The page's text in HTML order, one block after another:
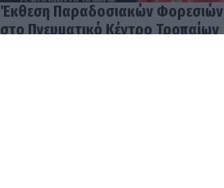
Έκθεση Παραδοσιακών Φορεσιών
στο Πνευματικό Κέντρο Τροπαίων